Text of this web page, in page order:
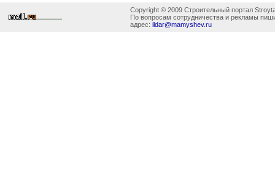
Copyright © 2009 Строительный портал
По вопросам сотрудничества и рекламы
адрес: ildar@mamyshev.ru